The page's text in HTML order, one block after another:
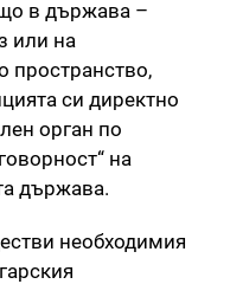
в държава –
или на
пространство,
си директно
орган по
на
държава.
необходимия